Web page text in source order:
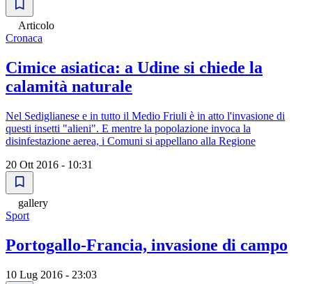
Articolo
Cronaca
Cimice asiatica: a Udine si chiede la
calamità naturale
Nel Sediglianese e in tutto il Medio Friuli è in atto l'invasione di
questi insetti "alieni". E mentre la popolazione invoca la
disinfestazione aerea, i Comuni si appellano alla Regione
20 Ott 2016 - 10:31
gallery
Sport
Portogallo-Francia, invasione di campo
10 Lug 2016 - 23:03